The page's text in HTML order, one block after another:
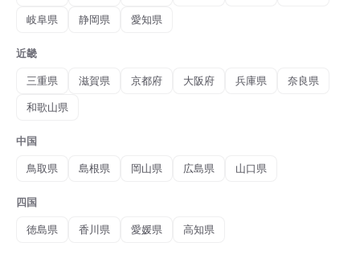
岐阜県 静岡県 愛知県
近畿
三重県
滋賀県 京都府 大阪府 兵庫県
奈良県
和歌山県
中国
鳥取県
島根県 岡山県 広島県 山口県
四国
徳島県
香川県 愛媛県 高知県